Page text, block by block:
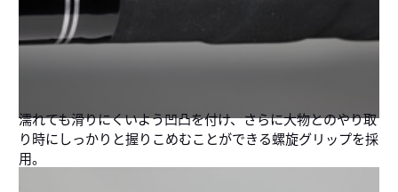
濡れても滑りにくいよう凹凸を付け、さらに大物とのやり取
り時にしっかりと握りこめむことができる螺旋グリップを採
用。